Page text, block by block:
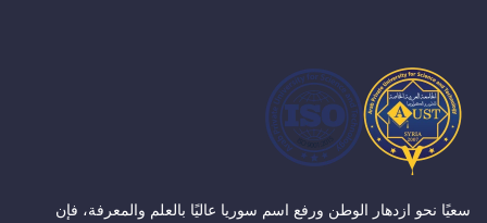
سعيًا نحو ازدهار الوطن ورفع اسم سوريا عاليًا بالعلم والمعرفة، فإن